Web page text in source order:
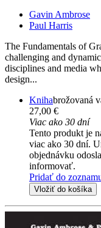
Gavin Ambrose
Paul Harris
The Fundamentals of
challenging and
disciplines and media
design...
Knihabrožovaná
27,00 €
Viac ako 30 dní
Tento produkt je
viac ako 30 dní.
objednávku
informovať.
Pridať do
Vložiť do košíka